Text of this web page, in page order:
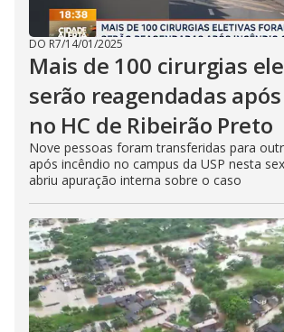
DO R7/14/01/2025
Mais de 100 cirurgias
serão reagendadas
no HC de Ribeirão Preto
Nove pessoas foram transferidas para
após incêndio no campus da USP nesta
abriu apuração interna sobre o caso